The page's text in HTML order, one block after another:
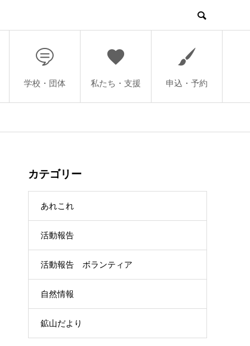
学校・団体 私たち・支援 申込・予約
カテゴリー
あれこれ
活動報告
活動報告 ボランティア
自然情報
鉱山だより